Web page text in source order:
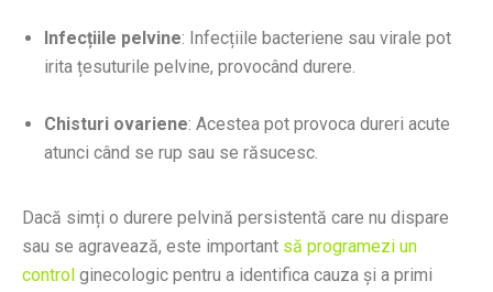
Infecțiile pelvine: Infecțiile bacteriene sau virale pot
irita țesuturile pelvine, provocând durere.
Chisturi ovariene: Acestea pot provoca dureri acute
atunci când se rup sau se răsucesc.
Dacă simți o durere pelvină persistentă care nu dispare
sau se agravează, este important să programezi un
control ginecologic pentru a identifica cauza și a primi